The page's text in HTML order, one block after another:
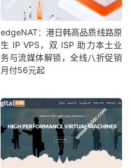
edgeNAT：港日韩高品质线路原
生 IP VPS，双 ISP 助力本土业
务与流媒体解锁，全线八折促销
月付56元起